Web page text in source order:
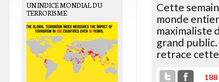
Cette
monde
maximaliste
grand public.
retrace
188
UN INDICE MONDIAL DU
TERRORISME
L’EUROPE VEUT AMPUTER
LES HACKERS